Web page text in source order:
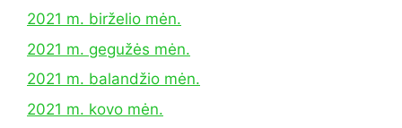
2021 m. birželio mėn.
2021 m. gegužės mėn.
2021 m. balandžio mėn.
2021 m. kovo mėn.